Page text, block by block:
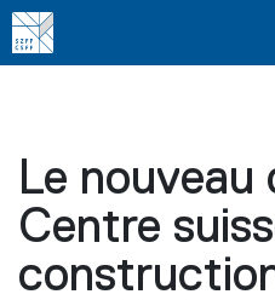
Le nouveau
Centre